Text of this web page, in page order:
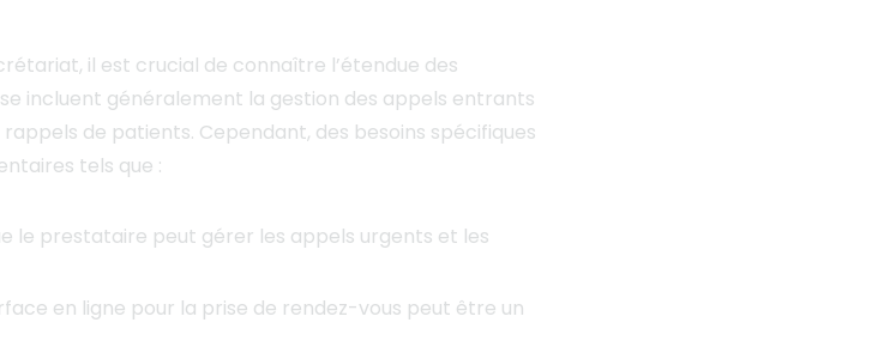
il est crucial de connaître l’étendue des
incluent généralement la gestion des appels entrants
de patients. Cependant, des besoins spécifiques
tels que :
le prestataire peut gérer les appels urgents et les
en ligne pour la prise de rendez-vous peut être un